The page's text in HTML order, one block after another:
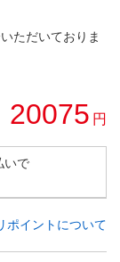
ただいておりま
20075 円
いで
ポイントについて